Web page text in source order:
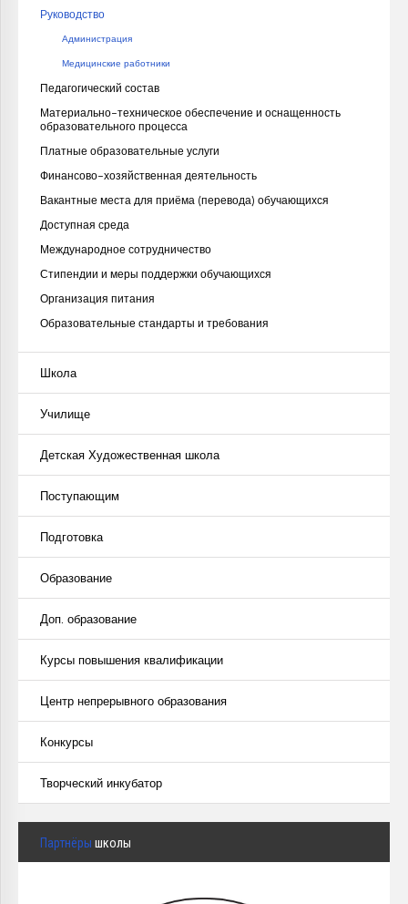
Руководство
Администрация
Медицинские работники
Педагогический состав
Материально-техническое обеспечение и оснащенность
образовательного процесса
Платные образовательные услуги
Финансово-хозяйственная деятельность
Вакантные места для приёма (перевода) обучающихся
Доступная среда
Международное сотрудничество
Стипендии и меры поддержки обучающихся
Организация питания
Образовательные стандарты и требования
Школа
Училище
Детская Художественная школа
Поступающим
Подготовка
Образование
Доп. образование
Курсы повышения квалификации
Центр непрерывного образования
Конкурсы
Творческий инкубатор
Партнёры школы